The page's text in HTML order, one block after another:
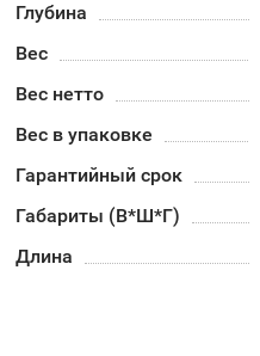
Глубина
Вес
Вес нетто
Вес в упаковке
Гарантийный срок
Габариты (В*Ш*Г)
Длина